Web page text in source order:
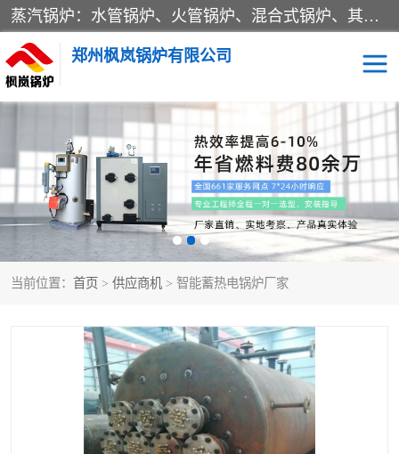
蒸汽锅炉：水管锅炉、火管锅炉、混合式锅炉、其他蒸汽锅炉； 热水锅炉：家用型集中供暖用热水锅炉、其他热水锅炉； 有机热载体锅炉； 船用蒸汽锅炉； （锅炉用辅助设备及装置）蒸汽冷凝器：表面冷凝器、混合式冷凝器、空冷式冷凝器、其他蒸汽冷凝器； 锅炉用辅助设备：节热器、蒸汽收集器、蓄能器、烟垢清除器、气体回收器、泥渣刮除器、空气预热器、其他锅炉用辅助设备；
郑州枫岚锅炉有限公司
当前位置： 首页 > 供应商机 > 智能蓄热电锅炉厂家